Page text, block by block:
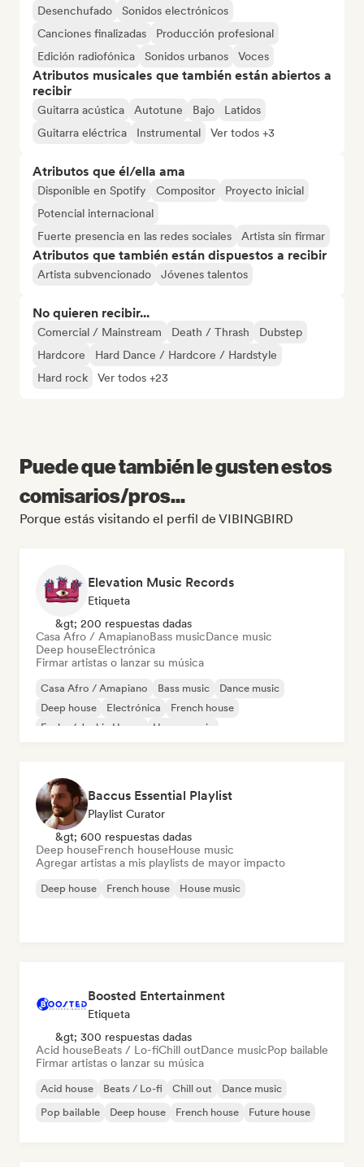
Desenchufado
Sonidos electrónicos
Canciones finalizadas
Producción profesional
Edición radiofónica
Sonidos urbanos Voces
Atributos musicales que también están abiertos a
recibir
Guitarra acústica Autotune Bajo
Latidos
Guitarra eléctrica
Instrumental Ver todos +3
Atributos que él/ella ama
Disponible en Spotify Compositor
Proyecto inicial
Potencial internacional
Fuerte presencia en las redes sociales
Artista sin firmar
Atributos que también están dispuestos a recibir
Artista subvencionado Jóvenes talentos
No quieren recibir...
Comercial / Mainstream Death / Thrash
Dubstep
Hardcore
Hard Dance / Hardcore / Hardstyle
Hard rock
Ver todos +23
Puede que también le gusten estos
comisarios/pros...
Porque estás visitando el perfil de VIBINGBIRD
Elevation Music Records
Etiqueta
&gt; 200 respuestas dadas
Casa Afro / AmapianoBass musicDance music
Deep houseElectrónica
Firmar artistas o lanzar su música
Casa Afro / Amapiano Bass music
Dance music
Deep house
Electrónica
French house
Funky / Jackin House
House music
Baccus Essential Playlist
Playlist Curator
&gt; 600 respuestas dadas
Deep houseFrench houseHouse music
Agregar artistas a mis playlists de mayor impacto
Deep house French house House music
Boosted Entertainment
Etiqueta
&gt; 300 respuestas dadas
Acid houseBeats / Lo-fiChill outDance musicPop bailable
Firmar artistas o lanzar su música
Acid house Beats / Lo-fi Chill out
Dance music
Pop bailable
Deep house French house Future house